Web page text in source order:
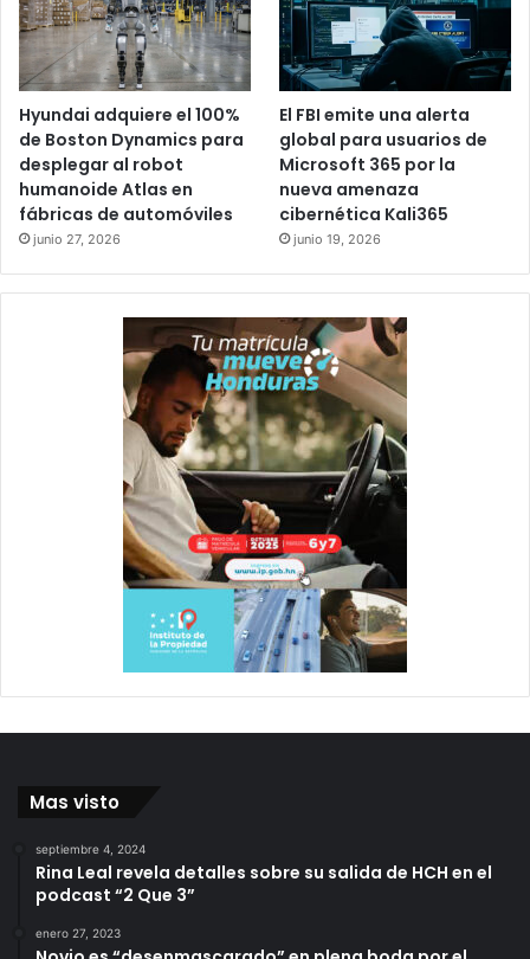
Hyundai adquiere el 100%
de Boston Dynamics para
desplegar al robot
humanoide Atlas en
fábricas de automóviles
junio 27, 2026
El FBI emite una alerta
global para usuarios de
Microsoft 365 por la
nueva amenaza
cibernética Kali365
junio 19, 2026
Mas visto
septiembre 4, 2024
Rina Leal revela detalles sobre su salida de HCH en el
podcast “2 Que 3”
enero 27, 2023